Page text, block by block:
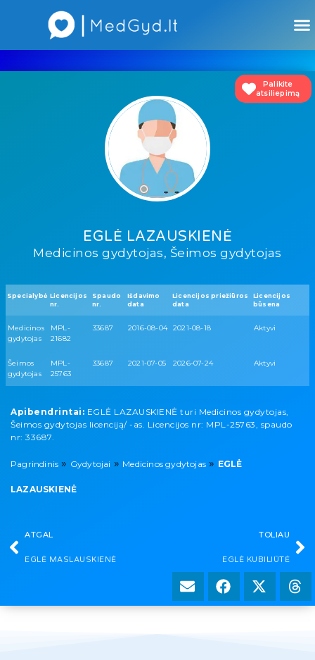
Palikite
atsiliepimą
EGLĖ LAZAUSKIENĖ
Medicinos gydytojas, Šeimos gydytojas
Specialybė Licencijos
nr.
Spaudo
nr.
Išdavimo
data
Licencijos priežiūros
data
Licencijos
būsena
Medicinos
gydytojas
MPL-
21682
33687 2016-08-04 2021-08-18 Aktyvi
Šeimos
gydytojas
MPL-
25763
33687 2021-07-05 2026-07-24 Aktyvi
Apibendrintai: EGLĖ LAZAUSKIENĖ turi Medicinos gydytojas,
Šeimos gydytojas licenciją/ -as. Licencijos nr: MPL-25763, spaudo
nr: 33687.
Pagrindinis » Gydytojai » Medicinos gydytojas » EGLĖ
LAZAUSKIENĖ
ATGAL
EGLĖ MASLAUSKIENĖ
TOLIAU
EGLĖ KUBILIŪTĖ